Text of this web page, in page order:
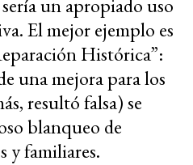
un apropiado uso
El mejor ejemplo es
Histórica”:
una mejora para los
resultó falsa) se
blanqueo de
y familiares.